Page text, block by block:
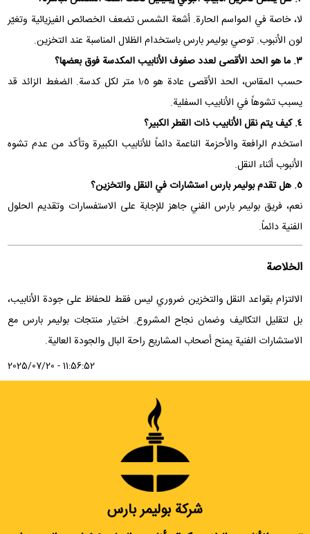
لا، خاصة في المواسم الحارة. أشعة الشمس تضعف الخصائص الفيزيائية وتغيّر
لون الأنبوب. توصي بوليمر بارس باستخدام الظلال المناسبة عند التخزين.
٣. ما هو الحد الأقصى لعدد صفوف الأنابيب المكدسة فوق بعضها؟
حسب المقاس، الحد الأقصى عادة هو ١٫٥ متر لكل كدسة. الضغط الزائد قد
يسبب تشوهاً في الأنابيب السفلية.
٤. كيف يتم نقل الأنابيب ذات القطر الكبير؟
استخدم الرافعة والأحزمة الناعمة دائماً للأنابيب الكبيرة وتأكد من عدم تشوه
الأنبوب أثناء النقل.
٥. هل تقدم بوليمر بارس استشارات في النقل والتخزين؟
نعم، فريق بوليمر بارس الفني جاهز للإجابة على الاستفسارات وتقديم الحلول
الفنية دائماً.
الخلاصة
الالتزام بقواعد النقل والتخزين ضروري ليس فقط للحفاظ على جودة الأنابيب،
بل لتقليل التكاليف وضمان نجاح المشروع. اختيار منتجات بوليمر بارس مع
الاستشارات الفنية يمنح أصحاب المشاريع راحة البال والجودة العالية.
2025/07/20 - 11:56:52
شركة بوليمر بارس